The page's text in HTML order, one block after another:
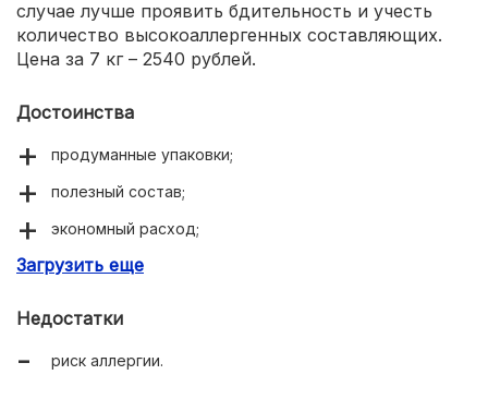
случае лучше проявить бдительность и учесть
количество высокоаллергенных составляющих.
Цена за 7 кг – 2540 рублей.
Достоинства
продуманные упаковки;
полезный состав;
экономный расход;
хорошее самочувствие питомца.
Загрузить еще
Недостатки
риск аллергии.